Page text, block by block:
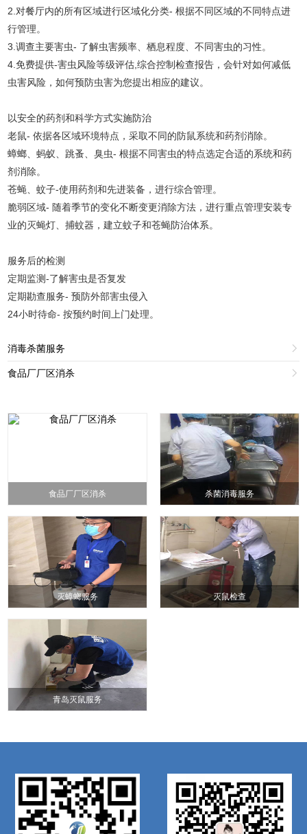
2.对餐厅内的所有区域进行区域化分类- 根据不同区域的不同特点进
行管理。
3.调查主要害虫- 了解虫害频率、栖息程度、不同害虫的习性。
4.免费提供-害虫风险等级评估,综合控制检查报告，会针对如何减低
虫害风险，如何预防虫害为您提出相应的建议。
以安全的药剂和科学方式实施防治
老鼠- 依据各区域环境特点，采取不同的防鼠系统和药剂消除。
蟑螂、蚂蚁、跳蚤、臭虫- 根据不同害虫的特点选定合适的系统和药
剂消除。
苍蝇、蚊子-使用药剂和先进装备，进行综合管理。
脆弱区域- 随着季节的变化不断变更消除方法，进行重点管理安装专
业的灭蝇灯、捕蚊器，建立蚊子和苍蝇防治体系。
服务后的检测
定期监测-了解害虫是否复发
定期勘查服务- 预防外部害虫侵入
24小时待命- 按预约时间上门处理。
消毒杀菌服务 
食品厂厂区消杀 
食品厂厂区消杀 杀菌消毒服务
灭蟑螂服务 灭鼠检查
青岛灭鼠服务